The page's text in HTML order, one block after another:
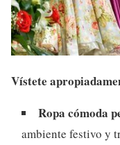
Vístete
Ropa cómoda
ambiente festivo y